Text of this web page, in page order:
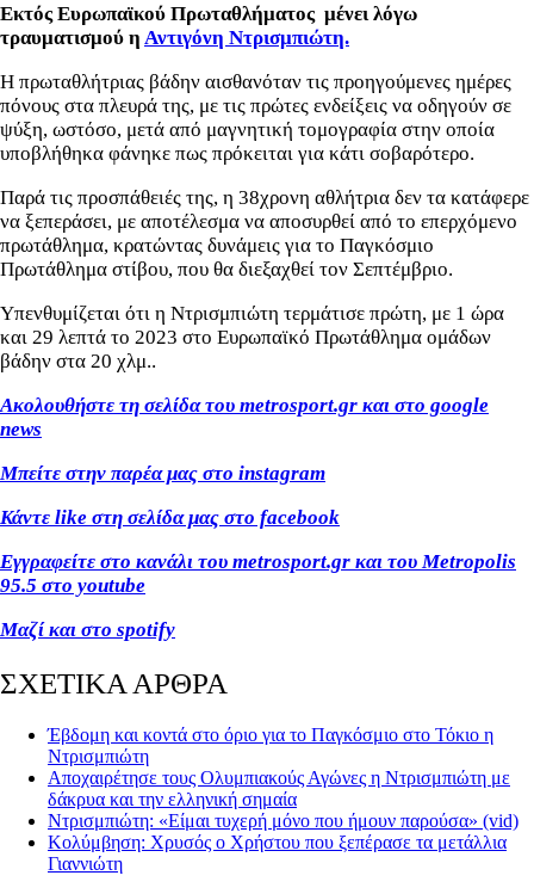
Εκτός Ευρωπαϊκού Πρωταθλήματος μένει λόγω
τραυματισμού η Αντιγόνη Ντρισμπιώτη.
Η πρωταθλήτριας βάδην αισθανόταν τις προηγούμενες ημέρες
πόνους στα πλευρά της, με τις πρώτες ενδείξεις να οδηγούν σε
ψύξη, ωστόσο, μετά από μαγνητική τομογραφία στην οποία
υποβλήθηκα φάνηκε πως πρόκειται για κάτι σοβαρότερο.
Παρά τις προσπάθειές της, η 38χρονη αθλήτρια δεν τα κατάφερε
να ξεπεράσει, με αποτέλεσμα να αποσυρθεί από το επερχόμενο
πρωτάθλημα, κρατώντας δυνάμεις για το Παγκόσμιο
Πρωτάθλημα στίβου, που θα διεξαχθεί τον Σεπτέμβριο.
Υπενθυμίζεται ότι η Ντρισμπιώτη τερμάτισε πρώτη, με 1 ώρα
και 29 λεπτά το 2023 στο Ευρωπαϊκό Πρωτάθλημα ομάδων
βάδην στα 20 χλμ..
Ακολουθήστε τη σελίδα του metrosport.gr και στο google
news
Μπείτε στην παρέα μας στο instagram
Κάντε like στη σελίδα μας στο facebook
Εγγραφείτε στο κανάλι του metrosport.gr και του Metropolis
95.5 στο youtube
Μαζί και στο spotify
ΣΧΕΤΙΚΑ ΑΡΘΡΑ
Έβδομη και κοντά στο όριο για το Παγκόσμιο στο Τόκιο η
Ντρισμπιώτη
Αποχαιρέτησε τους Ολυμπιακούς Αγώνες η Ντρισμπιώτη με
δάκρυα και την ελληνική σημαία
Ντρισμπιώτη: «Είμαι τυχερή μόνο που ήμουν παρούσα» (vid)
Κολύμβηση: Χρυσός ο Χρήστου που ξεπέρασε τα μετάλλια
Γιαννιώτη